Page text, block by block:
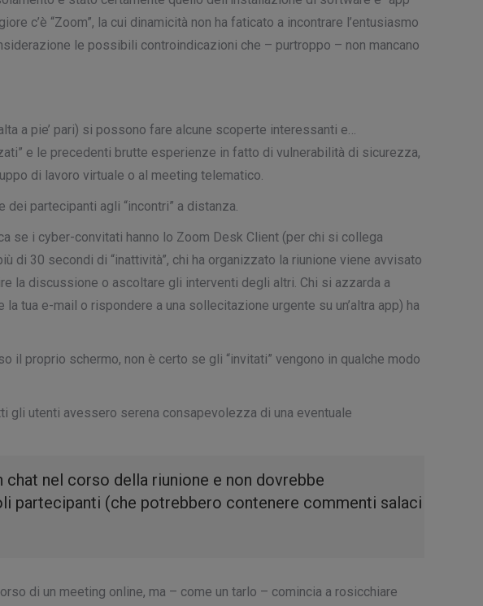
c’è “Zoom”, la cui dinamicità non ha faticato a incontrare l’entusiasmo
le possibili controindicazioni che – purtroppo – non mancano
a pie’ pari) si possono fare alcune scoperte interessanti e…
e le precedenti brutte esperienze in fatto di vulnerabilità di sicurezza,
di lavoro virtuale o al meeting telematico.
partecipanti agli “incontri” a distanza.
se i cyber-convitati hanno lo Zoom Desk Client (per chi si collega
di 30 secondi di “inattività”, chi ha organizzato la riunione viene avvisato
la discussione o ascoltare gli interventi degli altri. Chi si azzarda a
tua e-mail o rispondere a una sollecitazione urgente su un’altra app) ha
proprio schermo, non è certo se gli “invitati” vengono in qualche modo
gli utenti avessero serena consapevolezza di una eventuale
nel corso della riunione e non dovrebbe
partecipanti (che potrebbero contenere commenti salaci
di un meeting online, ma – come un tarlo – comincia a rosicchiare